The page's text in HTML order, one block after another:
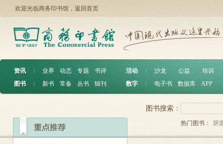
欢迎光临商务印书馆， 返回首页
资讯 ︱ 业界 动态 专题
书评
图书
︱ 新书 常备 丛书 辑刊
活动 沙龙 公益
培训
数字
电子书 数据库 APP
图书搜索：
热门图书： 辞